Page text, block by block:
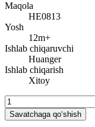
Maqola
HE0813
Yosh
12m+
Ishlab chiqaruvchi
Huanger
Ishlab chiqarish
Xitoy
Savatchaga qo‘shish